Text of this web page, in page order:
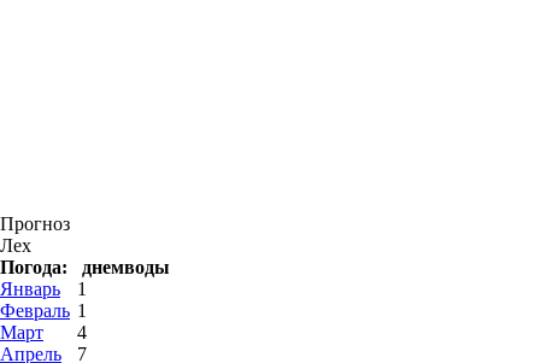
Прогноз
Лех
Погода:
днемводы
Январь
1
Февраль 1
Март
4
Апрель
7